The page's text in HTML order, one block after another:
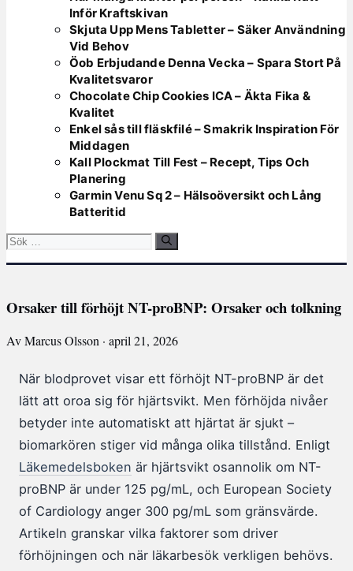
Inför Kraftskivan
Skjuta Upp Mens Tabletter – Säker Användning
Vid Behov
Öob Erbjudande Denna Vecka – Spara Stort På
Kvalitetsvaror
Chocolate Chip Cookies ICA – Äkta Fika &
Kvalitet
Enkel sås till fläskfilé – Smakrik Inspiration För
Middagen
Kall Plockmat Till Fest – Recept, Tips Och
Planering
Garmin Venu Sq 2 – Hälsoöversikt och Lång
Batteritid
Sök
Orsaker till förhöjt NT-proBNP: Orsaker och tolkning
Av Marcus Olsson · april 21, 2026
När blodprovet visar ett förhöjt NT-proBNP är det
lätt att oroa sig för hjärtsvikt. Men förhöjda nivåer
betyder inte automatiskt att hjärtat är sjukt –
biomarkören stiger vid många olika tillstånd. Enligt
Läkemedelsboken är hjärtsvikt osannolik om NT-
proBNP är under 125 pg/mL, och European Society
of Cardiology anger 300 pg/mL som gränsvärde.
Artikeln granskar vilka faktorer som driver
förhöjningen och när läkarbesök verkligen behövs.